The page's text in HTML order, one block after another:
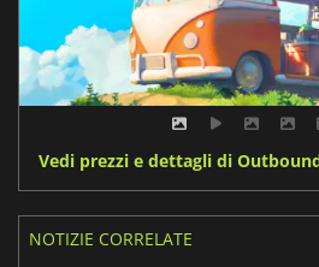
Vedi prezzi e dettagli di
NOTIZIE CORRELATE